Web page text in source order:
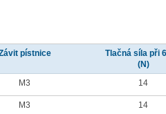
pístnice
Tlačná síla při
(N)
M3 14
M3 14